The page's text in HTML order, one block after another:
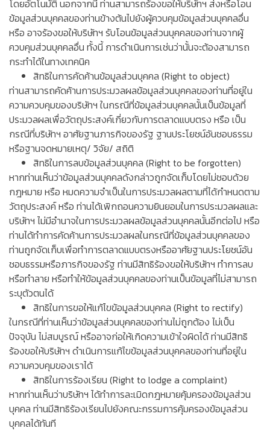
โดยอัตโนมัติ นอกจากนี้ ท่านสามารถร้องขอให้บริษัทฯ ส่งหรือโอน
ข้อมูลส่วนบุคคลของท่านข้างต้นไปยังผู้ควบคุมข้อมูลส่วนบุคคลอื่น
หรือ อาจร้องขอให้บริษัทฯ รับโอนข้อมูลส่วนบุคคลของท่านจากผู้
ควบคุมส่วนบุคคลอื่น ทั้งนี้ การดำเนินการเช่นว่านั้นจะต้องสามารถ
กระทำได้ในทางเทคนิค
สิทธิในการคัดค้านข้อมูลส่วนบุคคล (Right to object)
ท่านสามารถคัดค้านการประมวลผลข้อมูลส่วนบุคคลของท่านที่อยู่ใน
ความควบคุมของบริษัทฯ ในกรณีที่ข้อมูลส่วนบุคคลนั้นเป็นข้อมูลที่
ประมวลผลเพื่อวัตถุประสงค์เกี่ยวกับการตลาดแบบตรง หรือ เป็น
กรณีที่บริษัทฯ อาศัยฐานภารกิจของรัฐ ฐานประโยชน์อันชอบธรรม
หรือฐานจดหมายเหตุ/ วิจัย/ สถิติ
สิทธิในการลบข้อมูลส่วนบุคคล (Right to be forgotten)
หากท่านเห็นว่าข้อมูลส่วนบุคคลดังกล่าวถูกจัดเก็บโดยไม่ชอบด้วย
กฎหมาย หรือ หมดความจำเป็นในการประมวลผลตามที่ได้กำหนดตาม
วัตถุประสงค์ หรือ ท่านได้เพิกถอนความยินยอมในการประมวลผลและ
บริษัทฯ ไม่มีอำนาจในการประมวลผลข้อมูลส่วนบุคคลนั้นอีกต่อไป หรือ
ท่านได้ทำการคัดค้านการประมวลผลในกรณีที่ข้อมูลส่วนบุคคลของ
ท่านถูกจัดเก็บเพื่อทำการตลาดแบบตรงหรืออาศัยฐานประโยชน์อัน
ชอบธรรมหรือภารกิจของรัฐ ท่านมีสิทธิร้องขอให้บริษัทฯ ทำการลบ
หรือทำลาย หรือทำให้ข้อมูลส่วนบุคคลของท่านเป็นข้อมูลที่ไม่สามารถ
ระบุตัวตนได้
สิทธิในการขอให้แก้ไขข้อมูลส่วนบุคคล (Right to rectify)
ในกรณีที่ท่านเห็นว่าข้อมูลส่วนบุคคลของท่านไม่ถูกต้อง ไม่เป็น
ปัจจุบัน ไม่สมบูรณ์ หรืออาจก่อให้เกิดความเข้าใจผิดได้ ท่านมีสิทธิ
ร้องขอให้บริษัทฯ ดำเนินการแก้ไขข้อมูลส่วนบุคคลของท่านที่อยู่ใน
ความควบคุมของเราได้
สิทธิในการร้องเรียน (Right to lodge a complaint)
หากท่านเห็นว่าบริษัทฯ ได้ทำการละเมิดกฎหมายคุ้มครองข้อมูลส่วน
บุคคล ท่านมีสิทธิร้องเรียนไปยังคณะกรรมการคุ้มครองข้อมูลส่วน
บุคคลได้ทันที